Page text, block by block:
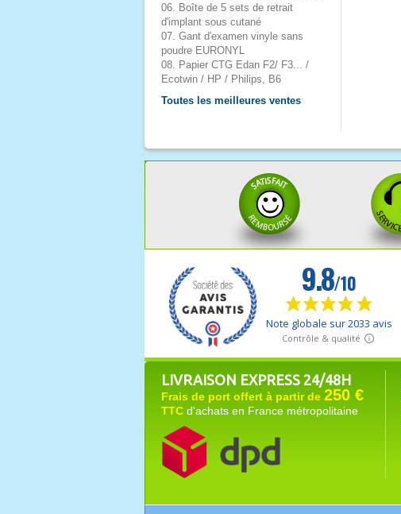
06. Boîte de 5 sets de retrait
d'implant sous cutané
07. Gant d'examen vinyle sans
poudre EURONYL
08. Papier CTG Edan F2/ F3... /
Ecotwin / HP / Philips, B6
Toutes les meilleures ventes
LIVRAISON EXPRESS 24/48H
Frais de port offert à partir de 250 €
TTC d'achats en France métropolitaine